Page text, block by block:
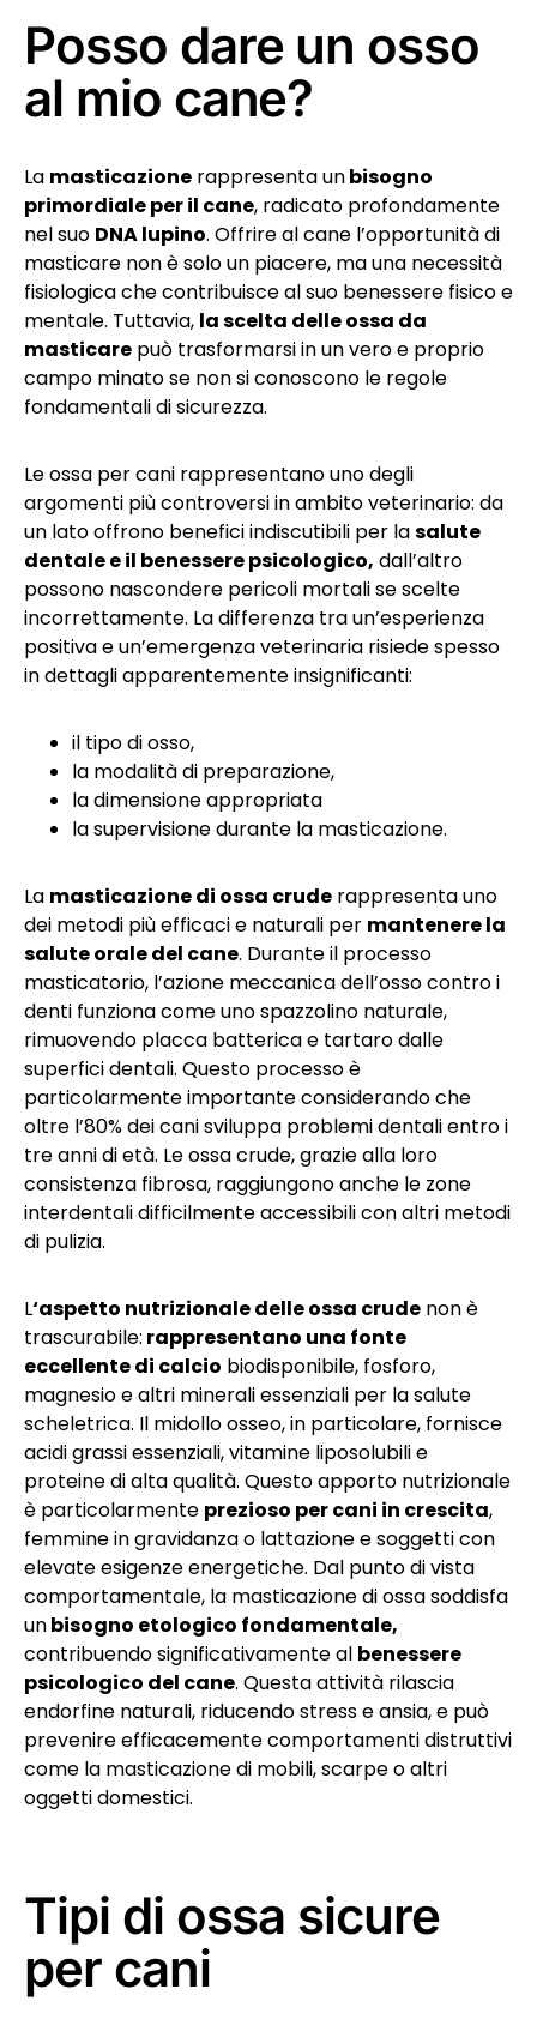
Posso dare un osso
al mio cane?
La masticazione rappresenta unbisogno
primordiale per il cane, radicato profondamente
nel suo DNA lupino. Offrire al cane l’opportunità di
masticare non è solo un piacere, ma una necessità
fisiologica che contribuisce al suo benessere fisico e
mentale. Tuttavia, la scelta delle ossa da
masticare può trasformarsi in un vero e proprio
campo minato se non si conoscono le regole
fondamentali di sicurezza.
Le ossa per cani rappresentano uno degli
argomenti più controversi in ambito veterinario: da
un lato offrono benefici indiscutibili per lasalute
dentale e il benessere psicologico, dall’altro
possono nascondere pericoli mortali se scelte
incorrettamente. La differenza tra un’esperienza
positiva e un’emergenza veterinaria risiede spesso
in dettagli apparentemente insignificanti:
il tipo di osso,
la modalità di preparazione,
la dimensione appropriata
la supervisione durante la masticazione.
La masticazione di ossa crude rappresenta uno
dei metodi più efficaci e naturali per mantenere la
salute orale del cane. Durante il processo
masticatorio, l’azione meccanica dell’osso contro i
denti funziona come uno spazzolino naturale,
rimuovendo placca batterica e tartaro dalle
superfici dentali. Questo processo è
particolarmente importante considerando che
oltre l’80% dei cani sviluppa problemi dentali entro i
tre anni di età. Le ossa crude, grazie alla loro
consistenza fibrosa, raggiungono anche le zone
interdentali difficilmente accessibili con altri metodi
di pulizia.
L‘aspetto nutrizionale delle ossa crude non è
trascurabile: rappresentano una fonte
eccellente di calcio biodisponibile, fosforo,
magnesio e altri minerali essenziali per la salute
scheletrica. Il midollo osseo, in particolare, fornisce
acidi grassi essenziali, vitamine liposolubili e
proteine di alta qualità. Questo apporto nutrizionale
è particolarmente prezioso per cani in crescita,
femmine in gravidanza o lattazione e soggetti con
elevate esigenze energetiche. Dal punto di vista
comportamentale, la masticazione di ossa soddisfa
unbisogno etologico fondamentale,
contribuendo significativamente al benessere
psicologico del cane. Questa attività rilascia
endorfine naturali, riducendo stress e ansia, e può
prevenire efficacemente comportamenti distruttivi
come la masticazione di mobili, scarpe o altri
oggetti domestici.
Tipi di ossa sicure
per cani